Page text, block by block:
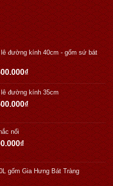
đường kính 40cm - gốm sứ bát
₫
đường kính 35cm
₫
nổi
₫
gốm Gia Hưng Bát Tràng